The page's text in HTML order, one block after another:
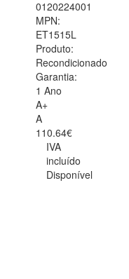
0120224001
MPN:
ET1515L
Produto:
Recondicionado
Garantia:
1 Ano
A+
A
110.64€
IVA
incluído
Disponível